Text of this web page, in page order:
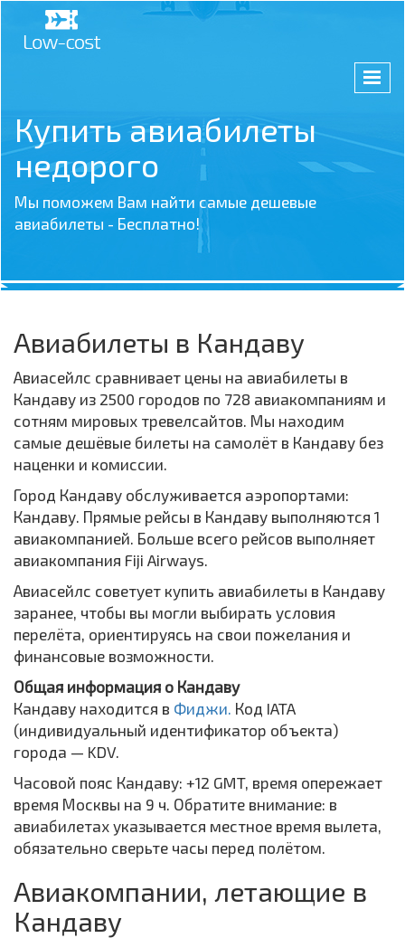
Купить авиабилеты
недорого
Мы поможем Вам найти самые дешевые
авиабилеты - Бесплатно!
Авиабилеты в Кандаву
Авиасейлс сравнивает цены на авиабилеты в
Кандаву из 2500 городов по 728 авиакомпаниям и
сотням мировых тревелсайтов. Мы находим
самые дешёвые билеты на самолёт в Кандаву без
наценки и комиссии.
Город Кандаву обслуживается аэропортами:
Кандаву. Прямые рейсы в Кандаву выполняются 1
авиакомпанией. Больше всего рейсов выполняет
авиакомпания Fiji Airways.
Авиасейлс советует купить авиабилеты в Кандаву
заранее, чтобы вы могли выбирать условия
перелёта, ориентируясь на свои пожелания и
финансовые возможности.
Общая информация о Кандаву
Кандаву находится в Фиджи. Код IATA
(индивидуальный идентификатор объекта)
города — KDV.
Часовой пояс Кандаву: +12 GMT, время опережает
время Москвы на 9 ч. Обратите внимание: в
авиабилетах указывается местное время вылета,
обязательно сверьте часы перед полётом.
Авиакомпании, летающие в
Кандаву